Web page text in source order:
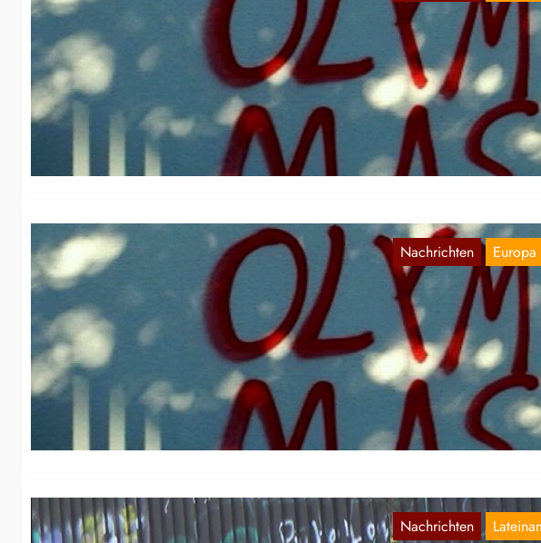
ACCIONES
EN RFA Y
Aug. 30, 2016
Wir dokumentieren hier
Aktionen gegen das
Nachrichten Europa
Comunistas
Alemanha e
Aug. 30, 2016
Wir dokumentieren hier
über Aktionen gegen
Österreich:A seguir…
Nachrichten